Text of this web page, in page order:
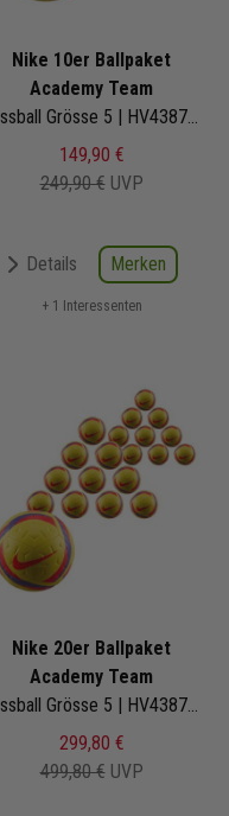
Nike 10er Ballpaket
Academy Team
149,90 €
249,90 € UVP
Details Merken
+ 1 Interessenten
Nike 20er Ballpaket
Academy Team
Fussball Grösse 5 | HV4387-710 | Fußbälle Set 20-teilig
299,80 €
499,80 € UVP